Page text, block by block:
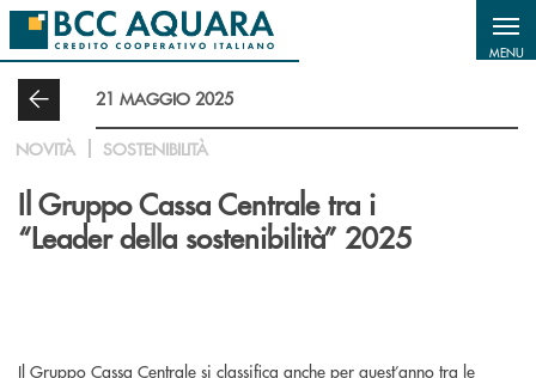
Salta al contenuto principale
MENU
21 MAGGIO 2025
NOVITÀ SOSTENIBILITÀ
Il Gruppo Cassa Centrale tra i
“Leader della sostenibilità” 2025
Il Gruppo Cassa Centrale si classifica anche per quest’anno tra le